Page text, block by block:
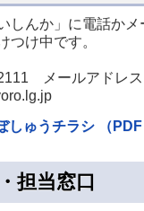
しんか」に電話か
つけ中です。
メールアドレ
しゅうチラシ （PDF
担当窓口